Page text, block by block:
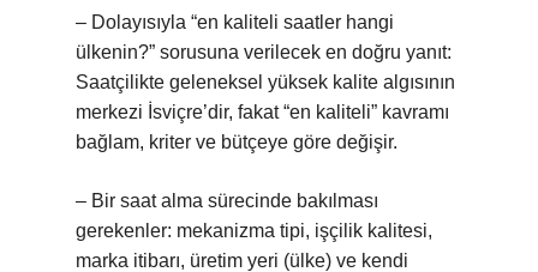
– Dolayısıyla “en kaliteli saatler hangi
ülkenin?” sorusuna verilecek en doğru yanıt:
Saatçilikte geleneksel yüksek kalite algısının
merkezi İsviçre’dir, fakat “en kaliteli” kavramı
bağlam, kriter ve bütçeye göre değişir.
– Bir saat alma sürecinde bakılması
gerekenler: mekanizma tipi, işçilik kalitesi,
marka itibarı, üretim yeri (ülke) ve kendi